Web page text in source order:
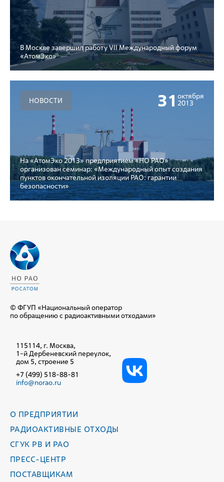
В Москве завершил работу VII Международный форум
«АтомЭко»
НОВОСТИ 31 октября
2013
На «АтомЭко 2013» предприятием «НО РАО»
организован семинар: «Международный опыт создания
пунктов окончательной изоляции РАО: гарантии
безопасности»
© ФГУП «Национальный оператор
по обращению с радиоактивными отходами»
115114, г. Москва,
1-й Дербеневский переулок,
дом 5, строение 5
+7 (499) 518-88-81
info@norao.ru
О ПРЕДПРИЯТИИ
РАДИОАКТИВНЫЕ ОТХОДЫ
СГУК РВ И РАО
ПРЕСС-ЦЕНТР
ПОСТАВЩИКАМ